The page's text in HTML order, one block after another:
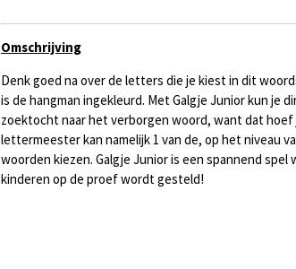
Omschrijving
Denk goed na over de letters die je kiest in dit
is de hangman ingekleurd. Met Galgje Junior kun je
zoektocht naar het verborgen woord, want dat
lettermeester kan namelijk 1 van de, op het niveau
woorden kiezen. Galgje Junior is een spannend spel
kinderen op de proef wordt gesteld!